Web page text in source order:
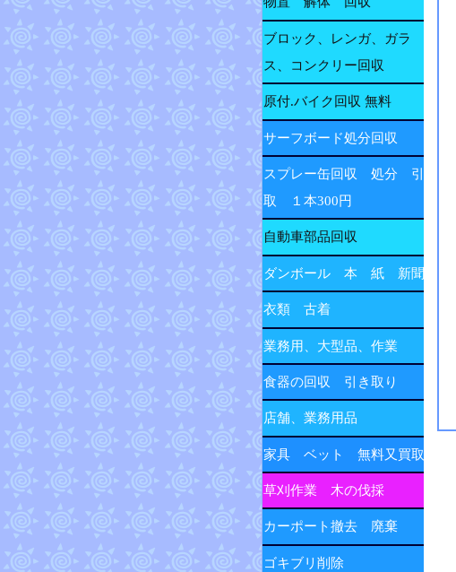
ブロック、レンガ、ガラ
ス、コンクリー回収
原付.バイク回収 無料
サーフボード処分回収
スプレー缶回収 処分 引
取 １本300円
自動車部品回収
ダンボール 本 紙 新聞
衣類 古着
業務用、大型品、作業
食器の回収 引き取り
店舗、業務用品
家具 ベット 無料又買取
草刈作業 木の伐採
カーポート撤去 廃棄
ゴキブリ削除